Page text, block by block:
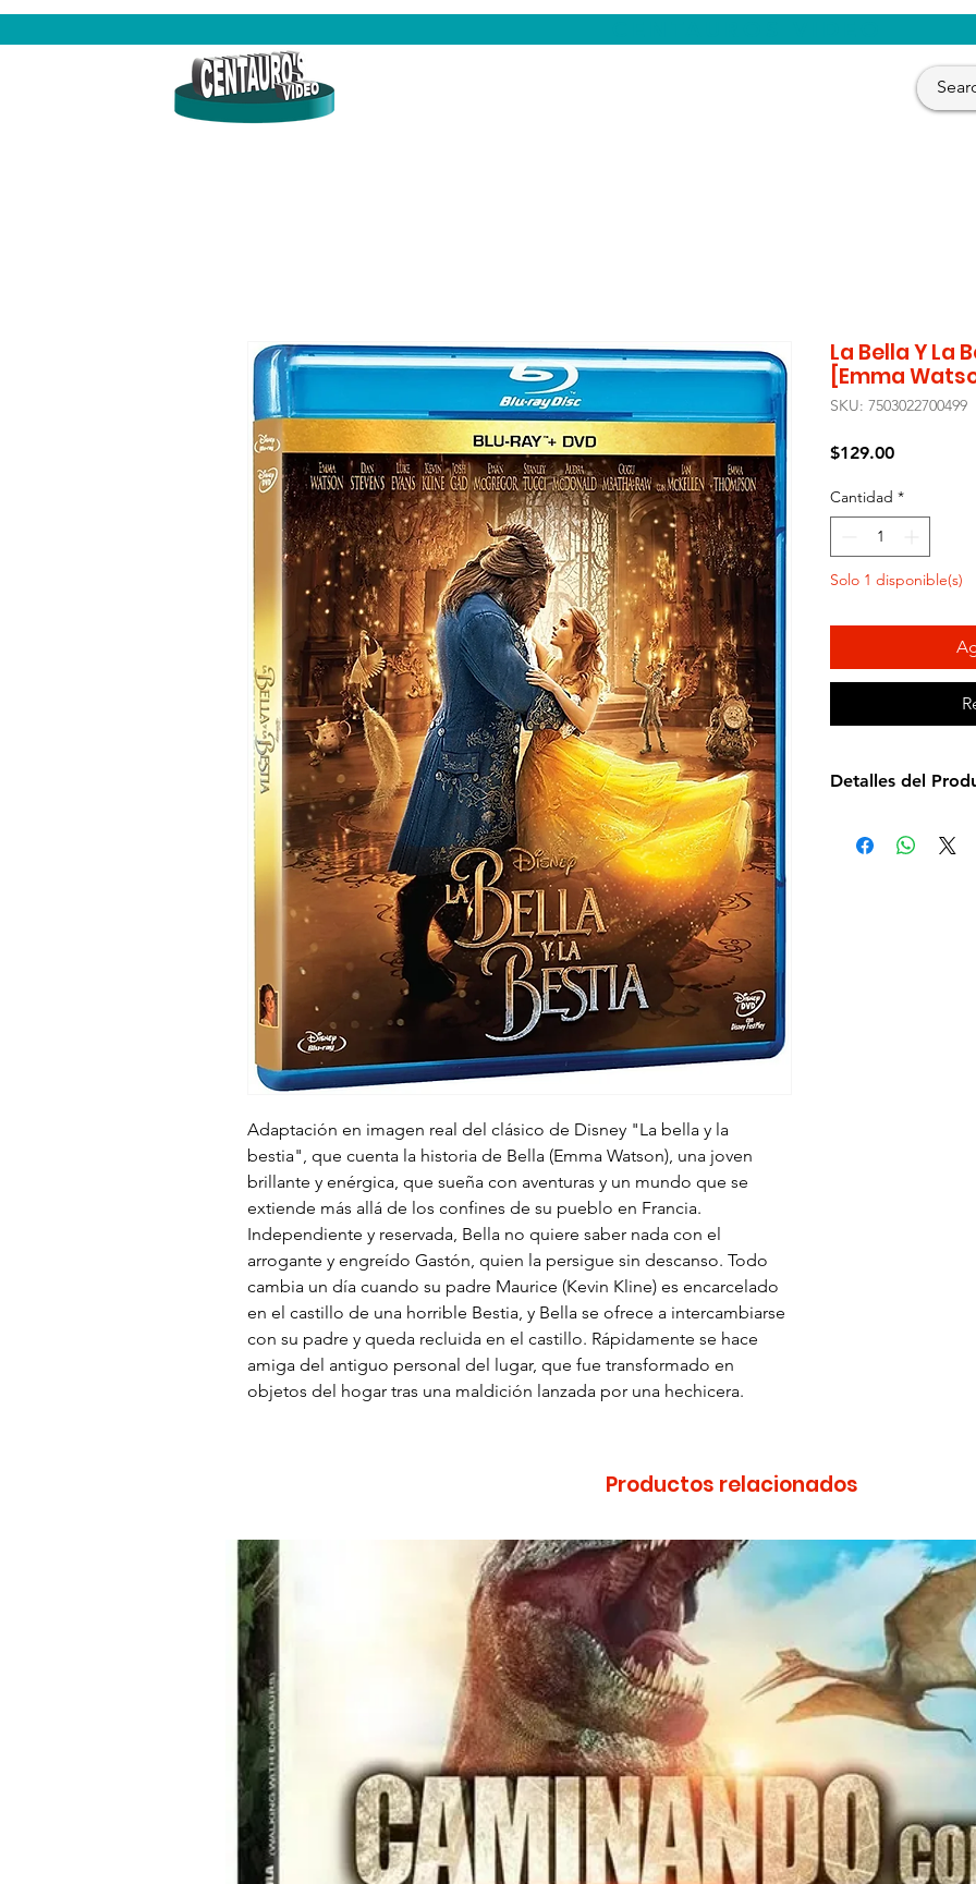
Adaptación en imagen real del clásico de Disney "La bella y la
bestia", que cuenta la historia de Bella (Emma Watson), una joven
brillante y enérgica, que sueña con aventuras y un mundo que se
extiende más allá de los confines de su pueblo en Francia.
Independiente y reservada, Bella no quiere saber nada con el
arrogante y engreído Gastón, quien la persigue sin descanso. Todo
cambia un día cuando su padre Maurice (Kevin Kline) es encarcelado
en el castillo de una horrible Bestia, y Bella se ofrece a intercambiarse
con su padre y queda recluida en el castillo. Rápidamente se hace
amiga del antiguo personal del lugar, que fue transformado en
objetos del hogar tras una maldición lanzada por una hechicera.
La Bella Y La
[Emma
SKU: 7503022700499
$129.00Precio
Cantidad *
Solo 1 disponible(s)
Detalles del
Director de la
Productos relacionados